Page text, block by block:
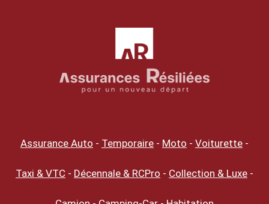
Assurance Auto - Temporaire - Moto - Voiturette -
Taxi & VTC - Décennale & RCPro - Collection & Luxe -